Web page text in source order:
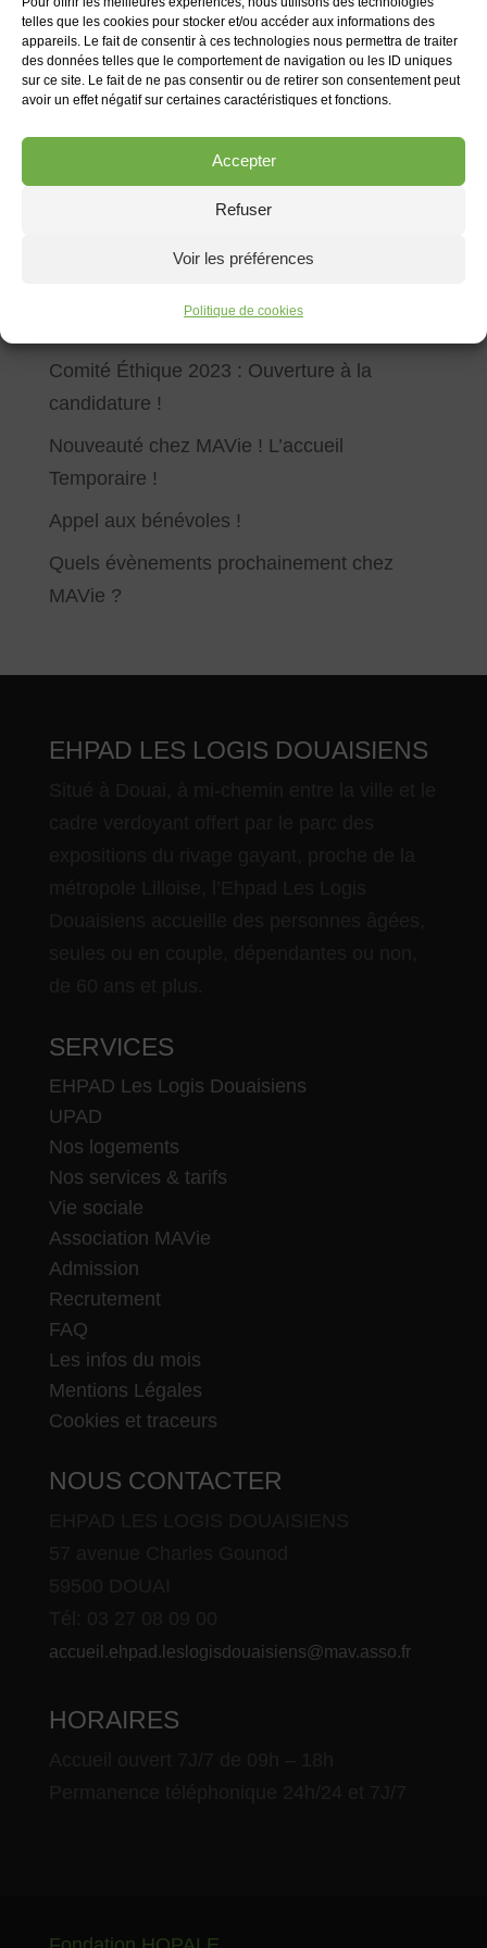
telles que les cookies pour stocker et/ou accéder aux informations des
appareils. Le fait de consentir à ces technologies nous permettra de traiter
des données telles que le comportement de navigation ou les ID uniques
sur ce site. Le fait de ne pas consentir ou de retirer son consentement peut
avoir un effet négatif sur certaines caractéristiques et fonctions.
Accepter
Refuser
Voir les préférences
Politique de cookies
A bientôt chez MAVie !
Articles récents
Comité Éthique 2023 : Ouverture à la
candidature !
Nouveauté chez MAVie ! L’accueil
Temporaire !
Appel aux bénévoles !
Quels évènements prochainement chez
MAVie ?
EHPAD LES LOGIS DOUAISIENS
SERVICES
EHPAD Les Logis Douaisiens
UPAD
Nos logements
Nos services & tarifs
Vie sociale
Association MAVie
Admission
Recrutement
FAQ
Les infos du mois
Mentions Légales
Cookies et traceurs
NOUS CONTACTER
accueil.ehpad.leslogisdouaisiens@mav.asso.fr
HORAIRES